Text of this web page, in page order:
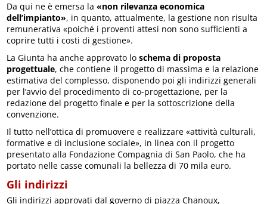
Da qui ne è emersa la«non rilevanza economica
dell’impianto», in quanto, attualmente, la gestione non risulta
remunerativa «poiché i proventi attesi non sono sufficienti a
coprire tutti i costi di gestione».
La Giunta ha anche approvato loschema di proposta
progettuale, che contiene il progetto di massima e la relazione
estimativa del complesso, disponendo poi gli indirizzi generali
per l’avvio del procedimento di co-progettazione, per la
redazione del progetto finale e per la sottoscrizione della
convenzione.
Il tutto nell’ottica di promuovere e realizzare «attività culturali,
formative e di inclusione sociale», in linea con il progetto
presentato alla Fondazione Compagnia di San Paolo, che ha
portato nelle casse comunali la bellezza di 70 mila euro.
Gli indirizzi
Gli indirizzi approvati dal governo di piazza Chanoux,